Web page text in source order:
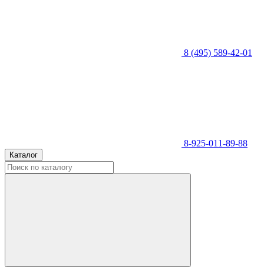
8 (495) 589-42-01
8-925-011-89-88
Каталог